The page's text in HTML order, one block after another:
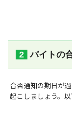
バイトの
合否通知の期日が
起こしましょう。